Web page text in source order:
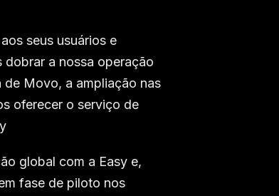
seus usuários e
a nossa operação
Movo, a ampliação nas
oferecer o serviço de
global com a Easy e,
fase de piloto nos